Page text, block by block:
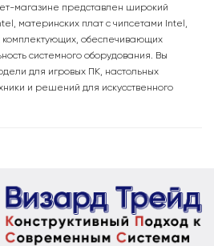
магазине представлен широкий
материнских плат с чипсетами Intel,
комплектующих, обеспечивающих
системного оборудования. Вы
для игровых ПК, настольных
и решений для искусственного